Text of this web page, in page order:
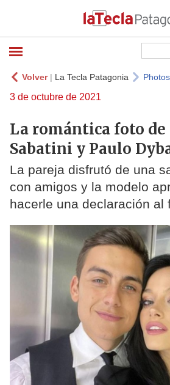
Volver| La Tecla Patagonia
3 de octubre de 2021
La romántica foto de
Sabatini y Paulo
La pareja disfrutó de una
con amigos y la modelo
hacerle una declaración al